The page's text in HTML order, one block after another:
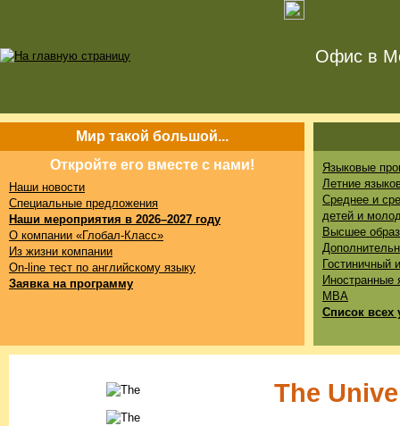
Офис в
Мир такой большой...
Откройте его вместе с нами!
Наши новости
Специальные предложения
Наши мероприятия в 2026–2027 году
О компании «Глобал-Класс»
Из жизни компании
On-line тест по английскому языку
Заявка на программу
Языковые
Летние
Среднее и
детей и
Высшее
Гостиничный
Иностранные
MBA
Список всех
The